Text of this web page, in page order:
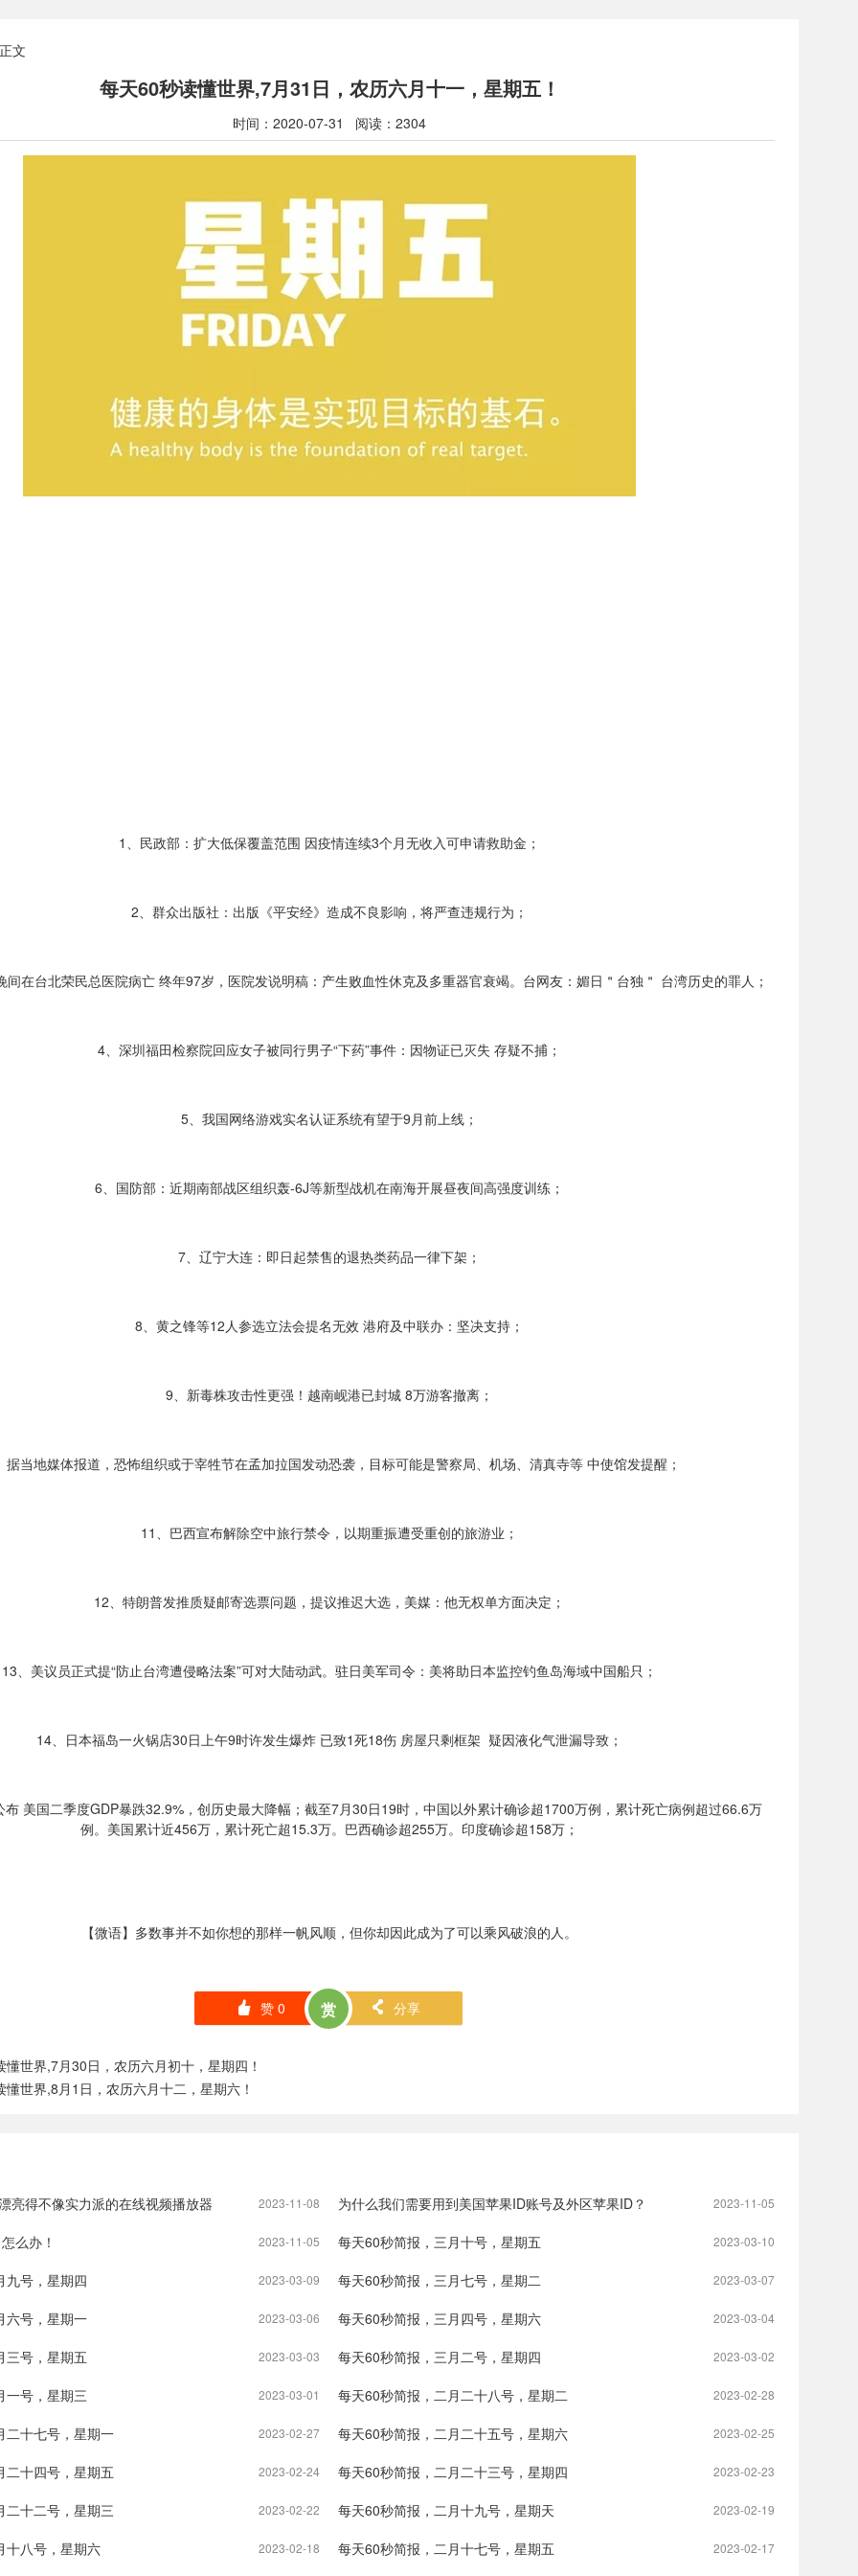
正文
每天60秒读懂世界,7月31日，农历六月十一，星期五！
时间：2020-07-31 阅读：2304
1、民政部：扩大低保覆盖范围 因疫情连续3个月无收入可申请救助金；
2、群众出版社：出版《平安经》造成不良影响，将严查违规行为；
间在台北荣民总医院病亡 终年97岁，医院发说明稿：产生败血性休克及多重器官衰竭。台网友：媚日＂台独＂ 台湾历史的罪人；
4、深圳福田检察院回应女子被同行男子“下药”事件：因物证已灭失 存疑不捕；
5、我国网络游戏实名认证系统有望于9月前上线；
6、国防部：近期南部战区组织轰-6J等新型战机在南海开展昼夜间高强度训练；
7、辽宁大连：即日起禁售的退热类药品一律下架；
8、黄之锋等12人参选立法会提名无效 港府及中联办：坚决支持；
9、新毒株攻击性更强！越南岘港已封城 8万游客撤离；
据当地媒体报道，恐怖组织或于宰牲节在孟加拉国发动恐袭，目标可能是警察局、机场、清真寺等 中使馆发提醒；
11、巴西宣布解除空中旅行禁令，以期重振遭受重创的旅游业；
12、特朗普发推质疑邮寄选票问题，提议推迟大选，美媒：他无权单方面决定；
13、美议员正式提“防止台湾遭侵略法案”可对大陆动武。驻日美军司令：美将助日本监控钓鱼岛海域中国船只；
14、日本福岛一火锅店30日上午9时许发生爆炸 已致1死18伤 房屋只剩框架 疑因液化气泄漏导致；
布 美国二季度GDP暴跌32.9%，创历史最大降幅；截至7月30日19时，中国以外累计确诊超1700万例，累计死亡病例超过66.6万
例。美国累计近456万，累计死亡超15.3万。巴西确诊超255万。印度确诊超158万；
【微语】多数事并不如你想的那样一帆风顺，但你却因此成为了可以乘风破浪的人。
󰄼 赞 0 赏 󰄯 分享
懂世界,7月30日，农历六月初十，星期四！
懂世界,8月1日，农历六月十二，星期六！
2023-11-08
亮得不像实力派的在线视频播放器 2023-11-05
为什么我们需要用到美国苹果ID账号及外区苹果ID？
2023-11-05
么办！ 2023-03-10
每天60秒简报，三月十号，星期五
2023-03-09
九号，星期四 2023-03-07
每天60秒简报，三月七号，星期二
2023-03-06
六号，星期一 2023-03-04
每天60秒简报，三月四号，星期六
2023-03-03
三号，星期五 2023-03-02
每天60秒简报，三月二号，星期四
2023-03-01
一号，星期三 2023-02-28
每天60秒简报，二月二十八号，星期二
2023-02-27
二十七号，星期一 2023-02-25
每天60秒简报，二月二十五号，星期六
2023-02-24
二十四号，星期五 2023-02-23
每天60秒简报，二月二十三号，星期四
2023-02-22
二十二号，星期三 2023-02-19
每天60秒简报，二月十九号，星期天
2023-02-18
十八号，星期六 2023-02-17
每天60秒简报，二月十七号，星期五